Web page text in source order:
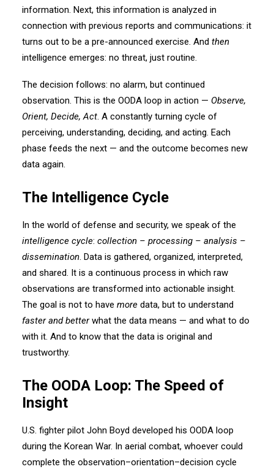
information. Next, this information is analyzed in
connection with previous reports and communications: it
turns out to be a pre-announced exercise. And then
intelligence emerges: no threat, just routine.
The decision follows: no alarm, but continued
observation. This is the OODA loop in action — Observe,
Orient, Decide, Act. A constantly turning cycle of
perceiving, understanding, deciding, and acting. Each
phase feeds the next — and the outcome becomes new
data again.
The Intelligence Cycle
In the world of defense and security, we speak of the
intelligence cycle: collection – processing – analysis –
dissemination. Data is gathered, organized, interpreted,
and shared. It is a continuous process in which raw
observations are transformed into actionable insight.
The goal is not to have more data, but to understand
faster and betterwhat the data means — and what to do
with it. And to know that the data is original and
trustworthy.
The OODA Loop: The Speed of
Insight
U.S. fighter pilot John Boyd developed his OODA loop
during the Korean War. In aerial combat, whoever could
complete the observation–orientation–decision cycle